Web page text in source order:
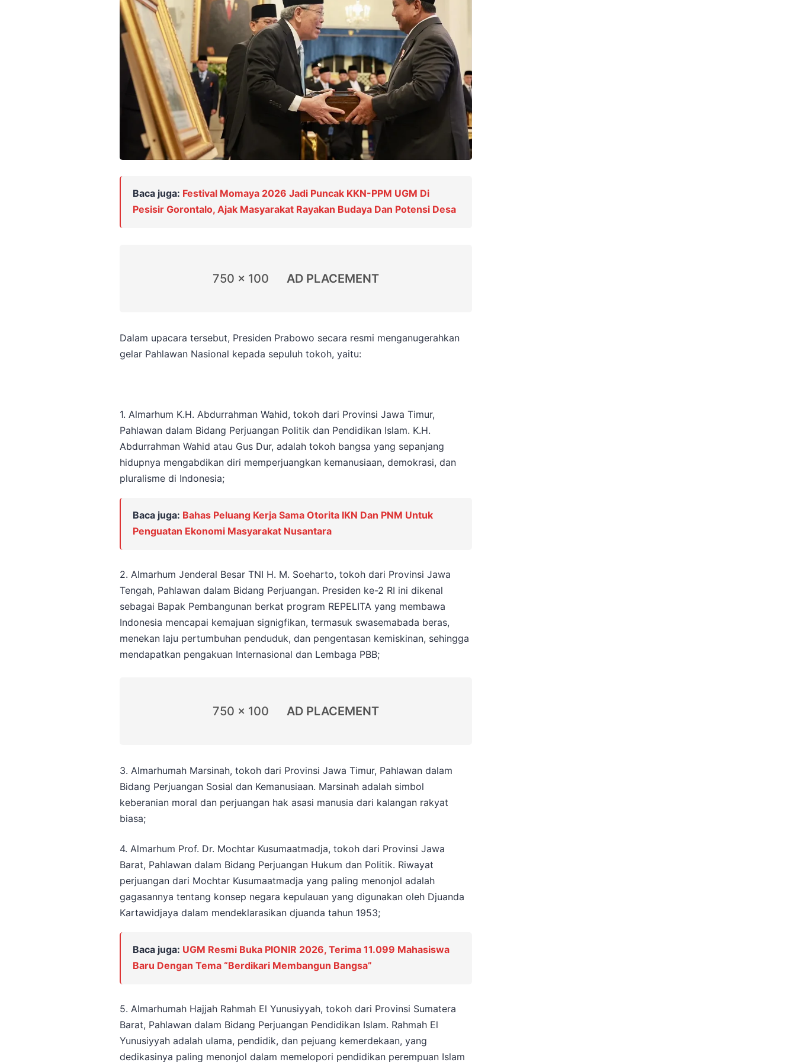
Baca juga: Festival Momaya 2026 Jadi Puncak KKN-PPM UGM Di
Pesisir Gorontalo, Ajak Masyarakat Rayakan Budaya Dan Potensi Desa
750 x 100 AD PLACEMENT
Dalam upacara tersebut, Presiden Prabowo secara resmi menganugerahkan
gelar Pahlawan Nasional kepada sepuluh tokoh, yaitu:
1. Almarhum K.H. Abdurrahman Wahid, tokoh dari Provinsi Jawa Timur,
Pahlawan dalam Bidang Perjuangan Politik dan Pendidikan Islam. K.H.
Abdurrahman Wahid atau Gus Dur, adalah tokoh bangsa yang sepanjang
hidupnya mengabdikan diri memperjuangkan kemanusiaan, demokrasi, dan
pluralisme di Indonesia;
Baca juga: Bahas Peluang Kerja Sama Otorita IKN Dan PNM Untuk
Penguatan Ekonomi Masyarakat Nusantara
2. Almarhum Jenderal Besar TNI H. M. Soeharto, tokoh dari Provinsi Jawa
Tengah, Pahlawan dalam Bidang Perjuangan. Presiden ke-2 RI ini dikenal
sebagai Bapak Pembangunan berkat program REPELITA yang membawa
Indonesia mencapai kemajuan signigfikan, termasuk swasemabada beras,
menekan laju pertumbuhan penduduk, dan pengentasan kemiskinan, sehingga
mendapatkan pengakuan Internasional dan Lembaga PBB;
750 x 100 AD PLACEMENT
3. Almarhumah Marsinah, tokoh dari Provinsi Jawa Timur, Pahlawan dalam
Bidang Perjuangan Sosial dan Kemanusiaan. Marsinah adalah simbol
keberanian moral dan perjuangan hak asasi manusia dari kalangan rakyat
biasa;
4. Almarhum Prof. Dr. Mochtar Kusumaatmadja, tokoh dari Provinsi Jawa
Barat, Pahlawan dalam Bidang Perjuangan Hukum dan Politik. Riwayat
perjuangan dari Mochtar Kusumaatmadja yang paling menonjol adalah
gagasannya tentang konsep negara kepulauan yang digunakan oleh Djuanda
Kartawidjaya dalam mendeklarasikan djuanda tahun 1953;
Baca juga: UGM Resmi Buka PIONIR 2026, Terima 11.099 Mahasiswa
Baru Dengan Tema “Berdikari Membangun Bangsa”
5. Almarhumah Hajjah Rahmah El Yunusiyyah, tokoh dari Provinsi Sumatera
Barat, Pahlawan dalam Bidang Perjuangan Pendidikan Islam. Rahmah El
Yunusiyyah adalah ulama, pendidik, dan pejuang kemerdekaan, yang
dedikasinya paling menonjol dalam memelopori pendidikan perempuan Islam